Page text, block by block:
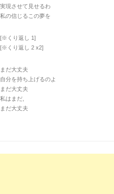
実現させて見せるわ
私の信じるこの夢を
[※くり返し 1]
[※くり返し 2 x2]
まだ大丈夫
自分を持ち上げるのよ
まだ大丈夫
私はまだ,
まだ大丈夫